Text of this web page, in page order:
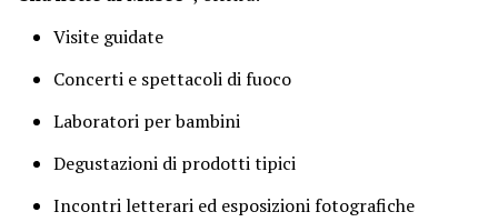
Visite guidate
Concerti e spettacoli di fuoco
Laboratori per bambini
Degustazioni di prodotti tipici
Incontri letterari ed esposizioni fotografiche